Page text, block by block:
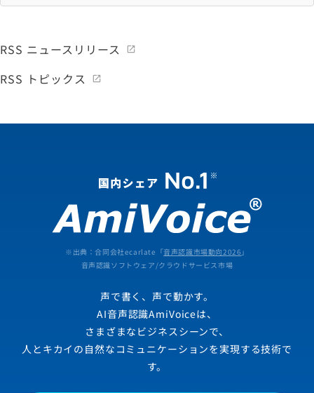
RSS ニュースリリース
RSS トピックス
※出典：合同会社ecarlate「音声認識市場動向2026 」
音声認識ソフトウェア/クラウドサービス市場
声で書く、声で動かす。
AI音声認識AmiVoiceは、
さまざまなビジネスシーンで、
人とキカイの自然なコミュニケーションを実現する技術で
す。